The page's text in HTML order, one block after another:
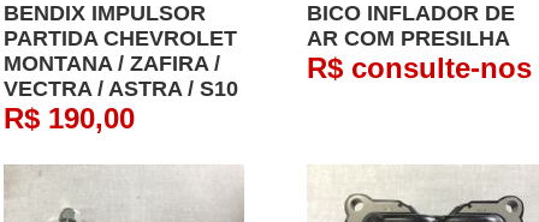
BENDIX IMPULSOR
PARTIDA CHEVROLET
MONTANA / ZAFIRA /
VECTRA / ASTRA / S10
R$ 190,00
BICO INFLADOR DE
AR COM PRESILHA
R$ consulte-nos